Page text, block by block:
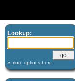
Lookup:
» more options here